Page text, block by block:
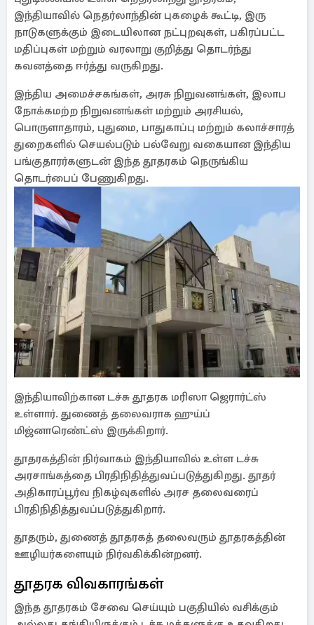
இந்தியாவில் நெதர்லாந்தின் புகழைக் கூட்டி, இரு
நாடுகளுக்கும் இடையிலான நட்புறவுகள், பகிரப்பட்ட
மதிப்புகள் மற்றும் வரலாறு குறித்து தொடர்ந்து
கவனத்தை ஈர்த்து வருகிறது.
இந்திய அமைச்சகங்கள், அரசு நிறுவனங்கள், இலாப
நோக்கமற்ற நிறுவனங்கள் மற்றும் அரசியல்,
பொருளாதாரம், புதுமை, பாதுகாப்பு மற்றும் கலாச்சாரத்
துறைகளில் செயல்படும் பல்வேறு வகையான இந்திய
பங்குதாரர்களுடன் இந்த தூதரகம் நெருங்கிய
தொடர்பைப் பேணுகிறது.
இந்தியாவிற்கான டச்சு தூதரக மரிஸா ஜெரார்ட்ஸ்
உள்ளார். துணைத் தலைவராக ஹுய்ப்
மிஜ்னாரெண்ட்ஸ் இருக்கிறார்.
தூதரகத்தின் நிர்வாகம் இந்தியாவில் உள்ள டச்சு
அரசாங்கத்தை பிரதிநிதித்துவப்படுத்துகிறது. தூதர்
அதிகாரப்பூர்வ நிகழ்வுகளில் அரச தலைவரைப்
பிரதிநிதித்துவப்படுத்துகிறார்.
தூதரும், துணைத் தூதரகத் தலைவரும் தூதரகத்தின்
ஊழியர்களையும் நிர்வகிக்கின்றனர்.
தூதரக விவகாரங்கள்
இந்த தூதரகம் சேவை செய்யும் பகுதியில் வசிக்கும்